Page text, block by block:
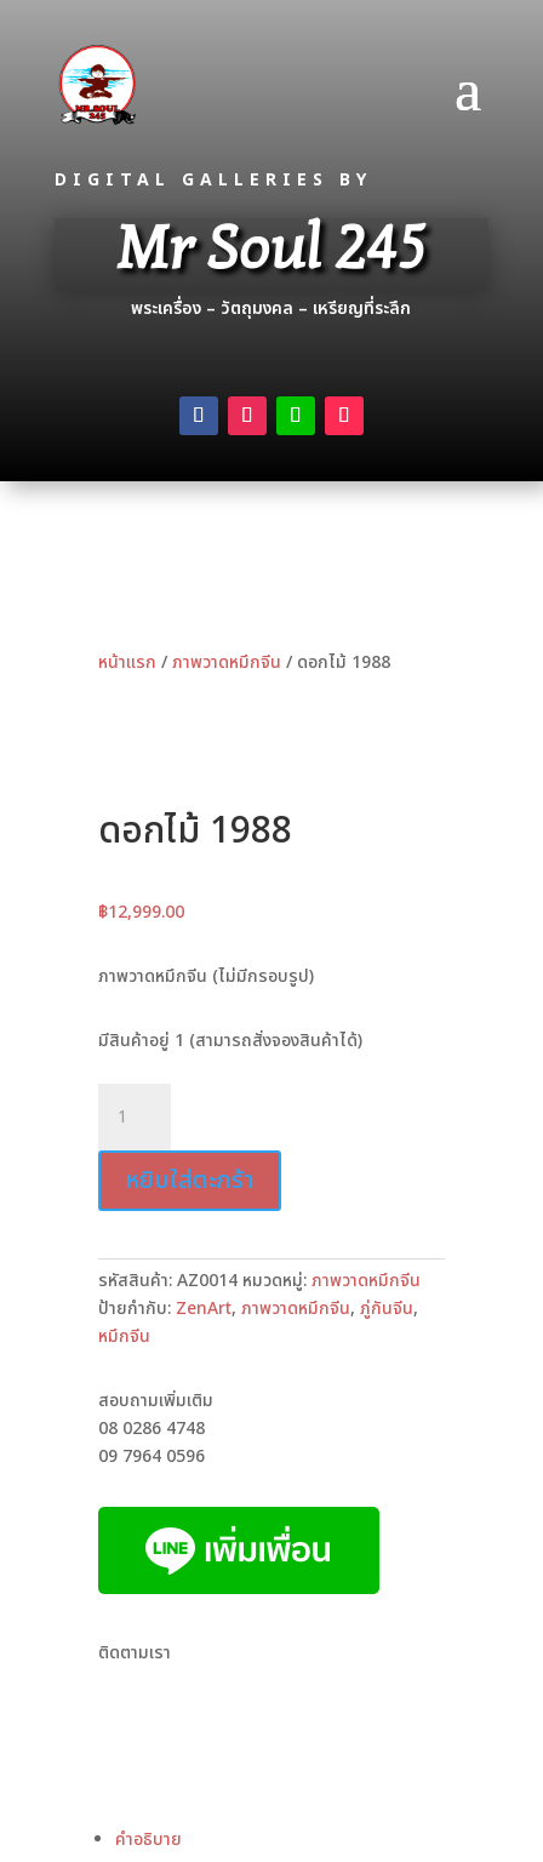
DIGITAL GALLERIES BY
Mr Soul 245
พระเครื่อง – วัตถุมงคล – เหรียญที่ระลึก
หน้าแรก /ภาพวาดหมึกจีน / ดอกไม้ 1988
ดอกไม้ 1988
฿12,999.00
ภาพวาดหมึกจีน (ไม่มีกรอบรูป)
มีสินค้าอยู่ 1 (สามารถสั่งจองสินค้าได้)
ดอกไม้
1988
หยิบใส่ตะกร้า
รหัสสินค้า:AZ0014 หมวดหมู่:ภาพวาดหมึกจีน
ป้ายกำกับ: ZenArt, ภาพวาดหมึกจีน, ภู่กันจีน,
หมึกจีน
สอบถามเพิ่มเติม
08 0286 4748
09 7964 0596
ติดตามเรา
คำอธิบาย